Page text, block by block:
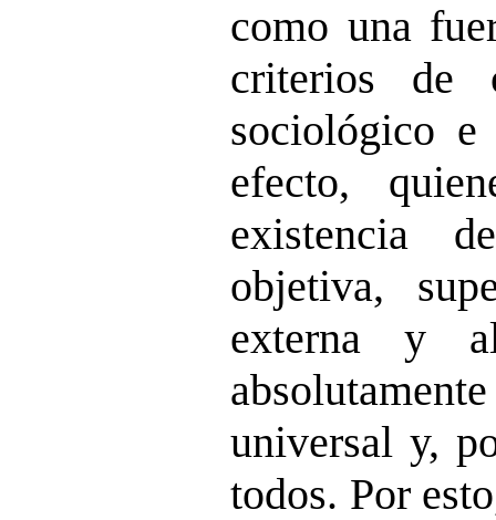
como una
criterios de
sociológico
efecto,
existencia
objetiva,
externa y
universal y,
todos. Por